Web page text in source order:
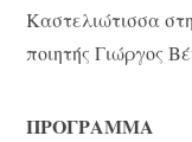
Καστελιώτισσα
ποιητής Γιώργος
ΠΡΟΓΡΑΜΜΑ